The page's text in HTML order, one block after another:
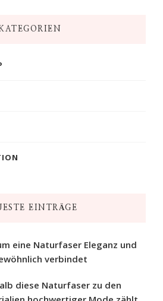
KATEGORIEN
EINTRÄGE
eine Naturfaser Eleganz und
verbindet
diese Naturfaser zu den